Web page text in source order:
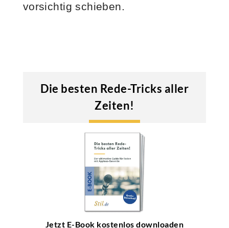
vorsichtig schieben.